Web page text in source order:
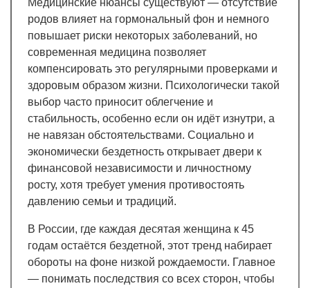
Медицинские нюансы существуют — отсутствие
родов влияет на гормональный фон и немного
повышает риски некоторых заболеваний, но
современная медицина позволяет
компенсировать это регулярными проверками и
здоровым образом жизни. Психологически такой
выбор часто приносит облегчение и
стабильность, особенно если он идёт изнутри, а
не навязан обстоятельствами. Социально и
экономически бездетность открывает двери к
финансовой независимости и личностному
росту, хотя требует умения противостоять
давлению семьи и традиций.
В России, где каждая десятая женщина к 45
годам остаётся бездетной, этот тренд набирает
обороты на фоне низкой рождаемости. Главное
— понимать последствия со всех сторон, чтобы